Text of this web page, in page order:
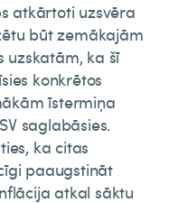
atkārtoti uzsvēra
būt zemākajām
uzskatām, ka šī
konkrētos
īstermiņa
saglabāsies.
ka citas
paaugstināt
atkal sāktu